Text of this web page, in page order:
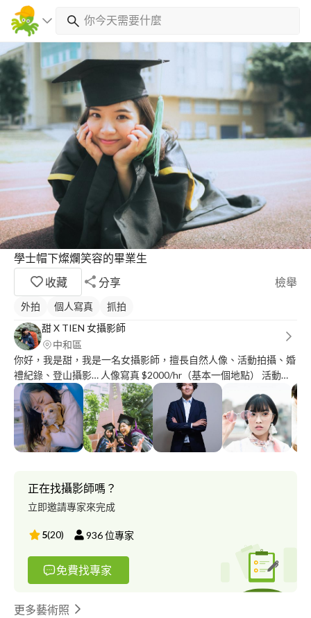
學士帽下燦爛笑容的畢業生
收藏
分享 檢舉
外拍 個人寫真
抓拍
甜 X TIEN 女攝影師
中和區
你好，我是甜，我是一名女攝影師，擅長自然人像、活動拍攝、婚
禮紀錄、登山攝影… 人像寫真 $2000/hr（基本一個地點） 活動紀
錄 $1500/hr（至少2H) 全家福.情侶寫真 $3000/hr 婚禮紀錄
$8000/4H、$12000/8H 登山攝影 另外詳談 任何拍攝需求/寫真/全
家福/畢業照/活動/表演/棚拍...歡迎洽談，用客製化的方式拍出你想
要的樣子，開放各種形式內容需求的拍攝。 攝影作品 >
https://www.behance.net/chentienis0e70
正在找攝影師嗎？
立即邀請專家來完成
5(20) 936位專家
免費找專家
更多藝術照